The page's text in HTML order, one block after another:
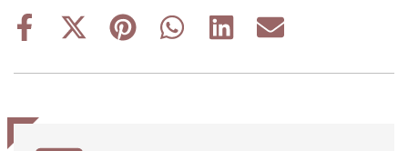
Share
Share
(Twitter)
Share
Share
Share
Share